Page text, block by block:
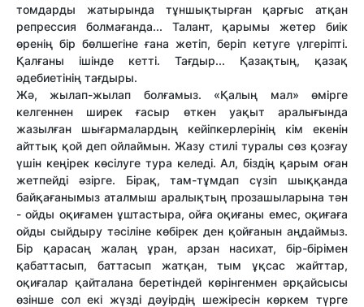
томдарды жатырында тұншықтырған қарғыс атқан
репрессия болмағанда... Талант, қарымы жетер биік
өренің бір бөлшегіне ғана жетіп, беріп кетуге үлгеріпті.
Қалғаны ішінде кетті. Тағдыр... Қазақтың, қазақ
әдебиетінің тағдыры.
Жә, жылап-жылап болғамыз. «Қалың мал» өмірге
келгеннен ширек ғасыр өткен уақыт аралығында
жазылған шығармалардың кейіпкерлерінің кім екенін
айттық қой деп ойлаймын. Жазу стилі туралы сөз қозғау
үшін кеңірек көсілуге тура келеді. Ал, біздің қарым оған
жетпейді әзірге. Бірақ, там-тұмдап сүзіп шыққанда
байқағанымыз аталмыш аралықтың прозашыларына тән
- ойды оқиғамен ұштастыра, ойға оқиғаны емес, оқиғаға
ойды сыйдыру тәсіліне көбірек ден қойғанын аңдаймыз.
Бір қарасаң жалаң ұран, арзан насихат, бір-бірімен
қабаттасып, баттасып жатқан, тым ұқсас жайттар,
оқиғалар қайталана беретіндей көрінгенмен әрқайсысы
өзінше сол екі жүзді дәуірдің шежіресін көркем түрге